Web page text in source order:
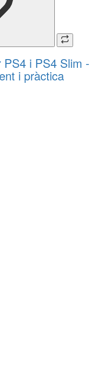
i PS4 Slim -
i pràctica